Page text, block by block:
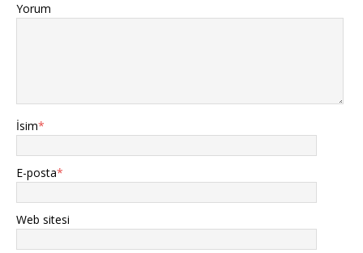
Yorum
İsim*
E-posta*
Web sitesi